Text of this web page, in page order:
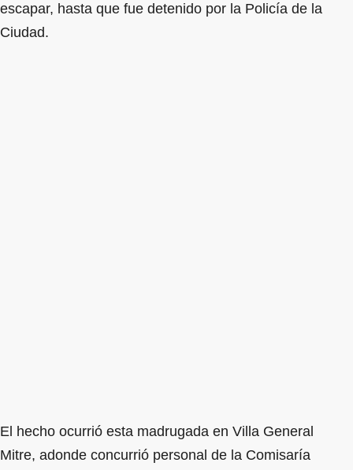
escapar, hasta que fue detenido por la Policía de la
Ciudad.
El hecho ocurrió esta madrugada en Villa General
Mitre, adonde concurrió personal de la Comisaría